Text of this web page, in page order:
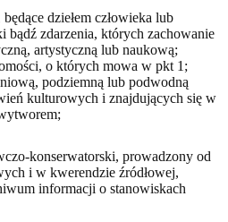
dziełem człowieka lub
bądź zdarzenia, których zachowanie
artystyczną lub naukową;
o których mowa w pkt 1;
podziemną lub podwodną
kulturowych i znajdujących się w
konserwatorski, prowadzony od
i w kwerendzie źródłowej,
informacji o stanowiskach